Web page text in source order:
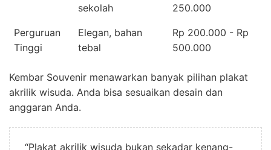
sekolah
250.000
Perguruan
Tinggi
Elegan, bahan
tebal
Rp 200.000 - Rp
500.000
Kembar Souvenir menawarkan banyak pilihan plakat
akrilik wisuda. Anda bisa sesuaikan desain dan
anggaran Anda.
“Plakat akrilik wisuda bukan sekadar kenang-